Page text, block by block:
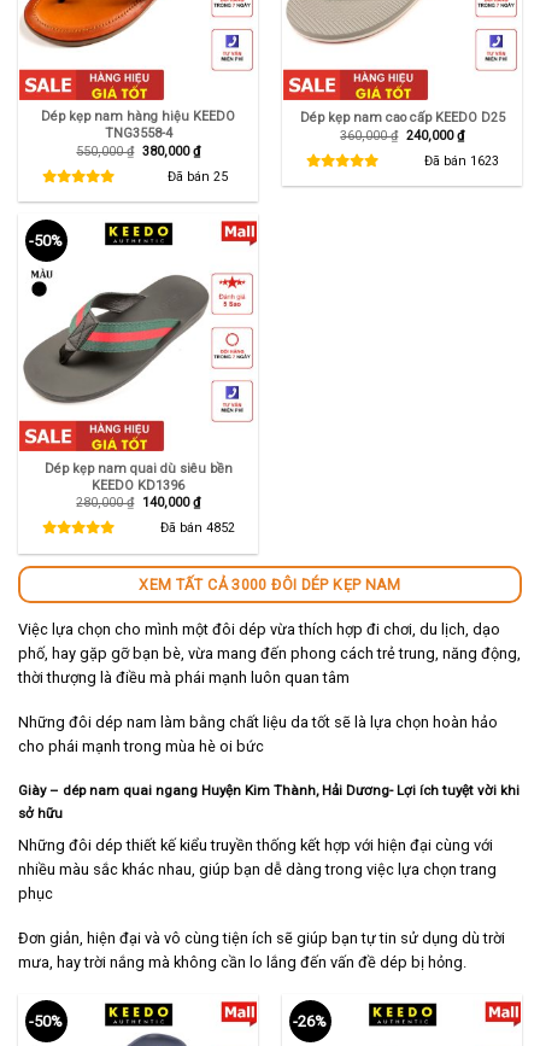
Dép kẹp nam hàng hiệu KEEDO
TNG3558-4
550,000₫ Giá
550,000 ₫.
380,000₫Giá
hiện
tại
là:
Đã bán 25
Dép kẹp nam cao cấp KEEDO D25
360,000₫ Giá
360,000 ₫.
240,000₫Giá
hiện
tại
là:
Đã bán 1623
-50%
Dép kẹp nam quai dù siêu bền
KEEDO KD1396
280,000₫ Giá
140,000₫Giá
hiện
tại
Đã bán 4852
XEM TẤT CẢ 3000 ĐÔI DÉP KẸP NAM
Việc lựa chọn cho mình một đôi dép vừa thích hợp đi chơi, du lịch, dạo
phố, hay gặp gỡ bạn bè, vừa mang đến phong cách trẻ trung, năng động,
thời thượng là điều mà phái mạnh luôn quan tâm
Những đôi dép nam làm bằng chất liệu da tốt sẽ là lựa chọn hoàn hảo
cho phái mạnh trong mùa hè oi bức
Giày – dép nam quai ngang Huyện Kim Thành, Hải Dương- Lợi ích tuyệt vời khi
sở hữu
Những đôi dép thiết kế kiểu truyền thống kết hợp với hiện đại cùng với
nhiều màu sắc khác nhau, giúp bạn dễ dàng trong việc lựa chọn trang
phục
Đơn giản, hiện đại và vô cùng tiện ích sẽ giúp bạn tự tin sử dụng dù trời
mưa, hay trời nắng mà không cần lo lắng đến vấn đề dép bị hỏng.
-50% -26%